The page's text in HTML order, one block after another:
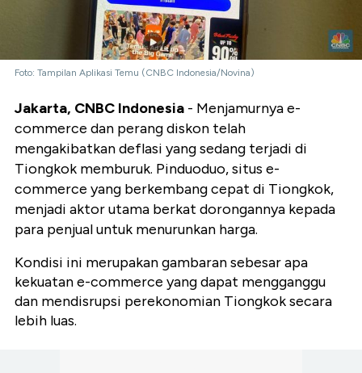
Foto: Tampilan Aplikasi Temu (CNBC Indonesia/Novina)
Jakarta, CNBC Indonesia - Menjamurnya e-
commerce dan perang diskon telah
mengakibatkan deflasi yang sedang terjadi di
Tiongkok memburuk. Pinduoduo, situs e-
commerce yang berkembang cepat di Tiongkok,
menjadi aktor utama berkat dorongannya kepada
para penjual untuk menurunkan harga.
Kondisi ini merupakan gambaran sebesar apa
kekuatan e-commerce yang dapat mengganggu
dan mendisrupsi perekonomian Tiongkok secara
lebih luas.